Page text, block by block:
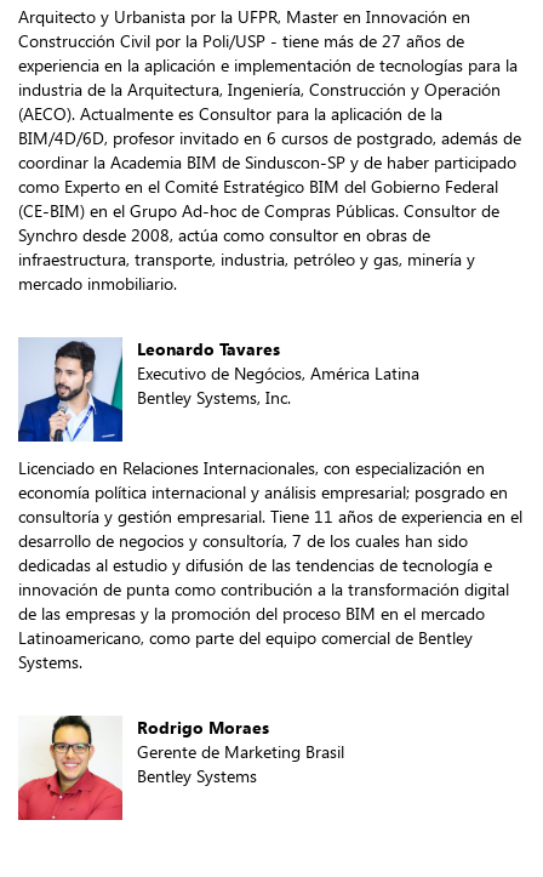
Arquitecto y Urbanista por la UFPR, Master en Innovación en
Construcción Civil por la Poli/USP - tiene más de 27 años de
experiencia en la aplicación e implementación de tecnologías para la
industria de la Arquitectura, Ingeniería, Construcción y Operación
(AECO). Actualmente es Consultor para la aplicación de la
BIM/4D/6D, profesor invitado en 6 cursos de postgrado, además de
coordinar la Academia BIM de Sinduscon-SP y de haber participado
como Experto en el Comité Estratégico BIM del Gobierno Federal
(CE-BIM) en el Grupo Ad-hoc de Compras Públicas. Consultor de
Synchro desde 2008, actúa como consultor en obras de
infraestructura, transporte, industria, petróleo y gas, minería y
mercado inmobiliario.
Leonardo Tavares
Executivo de Negócios, América Latina
Bentley Systems, Inc.
Licenciado en Relaciones Internacionales, con especialización en
economía política internacional y análisis empresarial; posgrado en
consultoría y gestión empresarial. Tiene 11 años de experiencia en el
desarrollo de negocios y consultoría, 7 de los cuales han sido
dedicadas al estudio y difusión de las tendencias de tecnología e
innovación de punta como contribución a la transformación digital
de las empresas y la promoción del proceso BIM en el mercado
Latinoamericano, como parte del equipo comercial de Bentley
Systems.
Rodrigo Moraes
Gerente de Marketing Brasil
Bentley Systems